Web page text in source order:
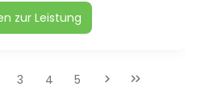
zur Leistung
3 4 5